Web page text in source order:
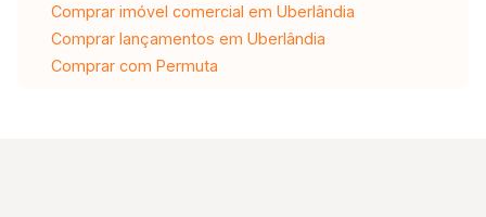
Comprar imóvel comercial em Uberlândia
Comprar lançamentos em Uberlândia
Comprar com Permuta